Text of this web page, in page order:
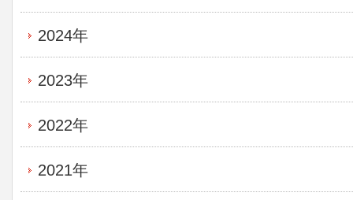
2024年
2023年
2022年
2021年